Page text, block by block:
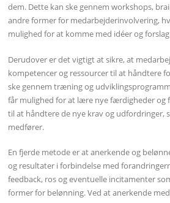
dem. Dette kan ske gennem workshops,
andre former for medarbejderinvolvering,
mulighed for at komme med idéer og
Derudover er det vigtigt at sikre, at
kompetencer og ressourcer til at håndtere
ske gennem træning og
får mulighed for at lære nye færdigheder og
til at håndtere de nye krav og udfordringer,
medfører.
En fjerde metode er at anerkende og
og resultater i forbindelse med
feedback, ros og eventuelle incitamenter
former for belønning. Ved at anerkende